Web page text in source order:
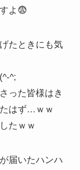
よ😨
たときにも気
^;
った皆様はき
はず…ｗｗ
たｗｗ
届いたハンハ